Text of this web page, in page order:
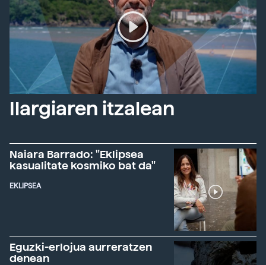
Ilargiaren itzalean
Naiara Barrado: "Eklipsea
kasualitate kosmiko bat da"
EKLIPSEA
Eguzki-erlojua aurreratzen
denean